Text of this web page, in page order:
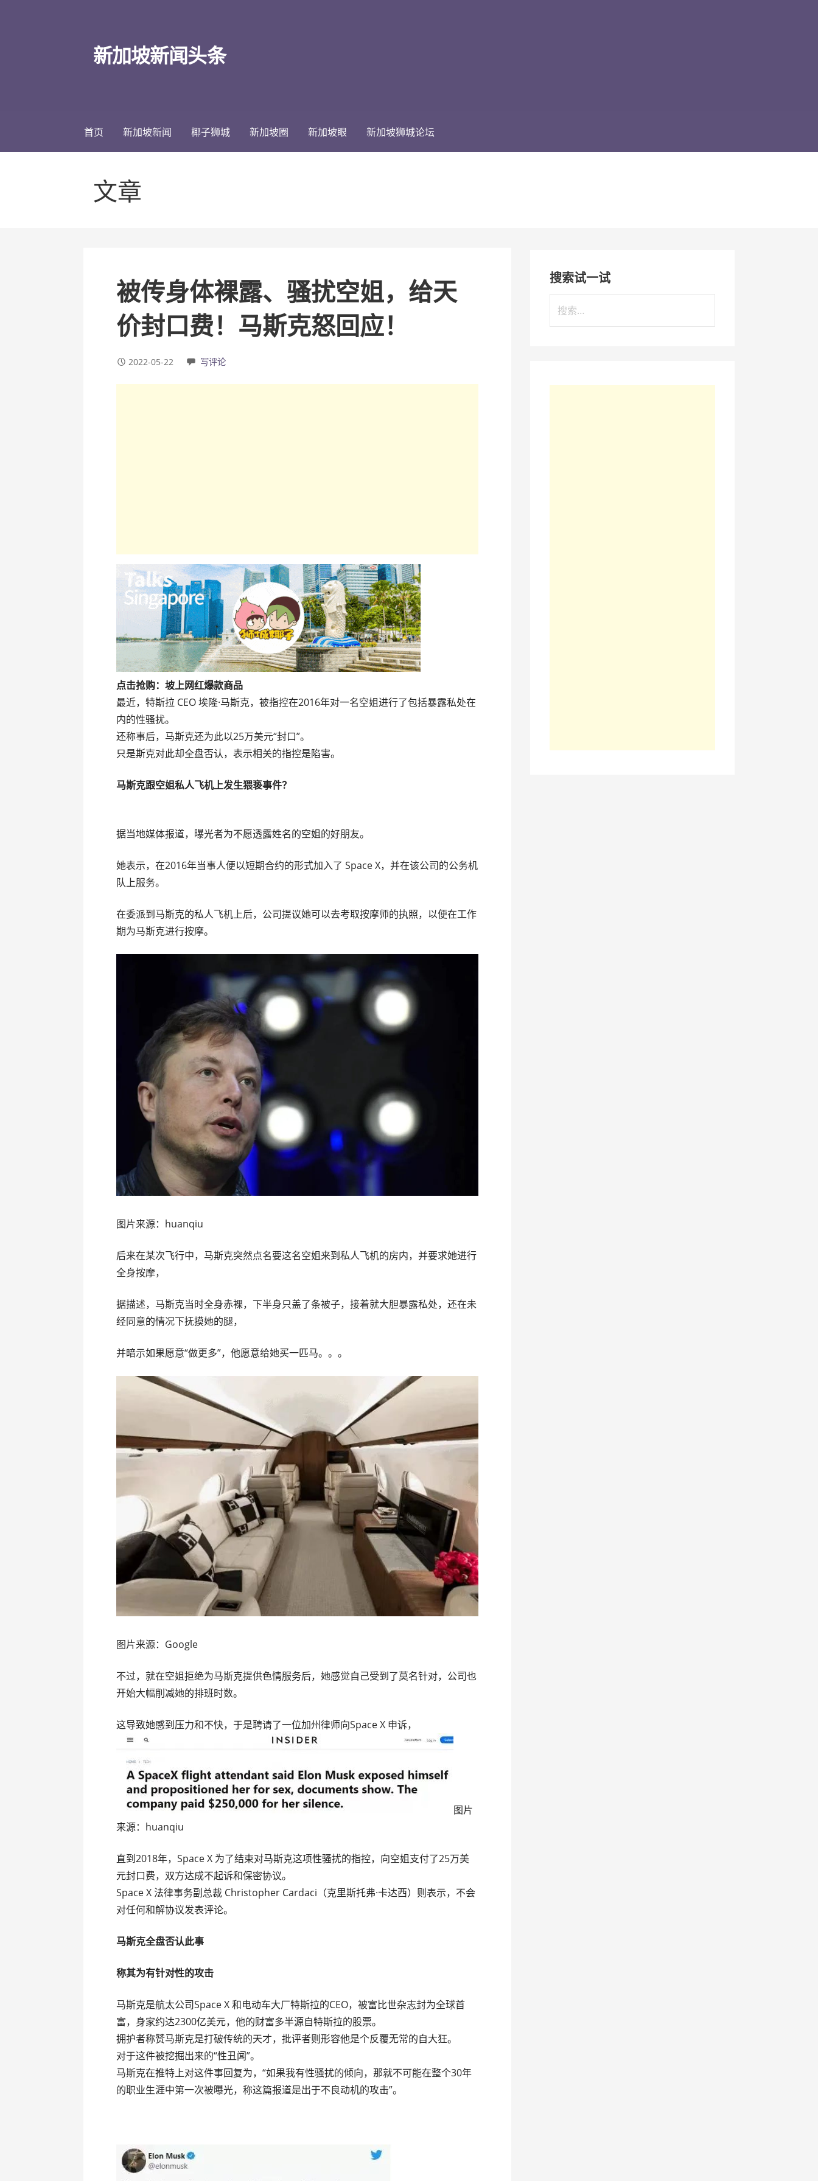
新加坡新闻头条
首页 新加坡新闻 椰子狮城 新加坡圈 新加坡眼 新加坡狮城论坛
文章
被传身体裸露、骚扰空姐，给天
价封口费！马斯克怒回应！
2022-05-22 写评论
点击抢购：坡上网红爆款商品
最近，特斯拉 CEO 埃隆·马斯克，被指控在2016年对一名空姐进行了包括暴露私处在
内的性骚扰。
还称事后，马斯克还为此以25万美元“封口”。
只是斯克对此却全盘否认，表示相关的指控是陷害。
马斯克跟空姐私人飞机上发生猥亵事件？
据当地媒体报道，曝光者为不愿透露姓名的空姐的好朋友。
她表示，在2016年当事人便以短期合约的形式加入了 Space X，并在该公司的公务机
队上服务。
在委派到马斯克的私人飞机上后，公司提议她可以去考取按摩师的执照，以便在工作
期为马斯克进行按摩。
图片来源：huanqiu
后来在某次飞行中，马斯克突然点名要这名空姐来到私人飞机的房内，并要求她进行
全身按摩，
据描述，马斯克当时全身赤裸，下半身只盖了条被子，接着就大胆暴露私处，还在未
经同意的情况下抚摸她的腿，
并暗示如果愿意“做更多”，他愿意给她买一匹马。。。
图片来源：Google
不过，就在空姐拒绝为马斯克提供色情服务后，她感觉自己受到了莫名针对，公司也
开始大幅削减她的排班时数。
这导致她感到压力和不快，于是聘请了一位加州律师向Space X 申诉，
图片
来源：huanqiu
直到2018年，Space X 为了结束对马斯克这项性骚扰的指控，向空姐支付了25万美
元封口费，双方达成不起诉和保密协议。
Space X 法律事务副总裁 Christopher Cardaci（克里斯托弗·卡达西）则表示，不会
对任何和解协议发表评论。
马斯克全盘否认此事
称其为有针对性的攻击
马斯克是航太公司Space X 和电动车大厂特斯拉的CEO，被富比世杂志封为全球首
富，身家约达2300亿美元，他的财富多半源自特斯拉的股票。
拥护者称赞马斯克是打破传统的天才，批评者则形容他是个反覆无常的自大狂。
对于这件被挖掘出来的“性丑闻”。
马斯克在推特上对这件事回复为，“如果我有性骚扰的倾向，那就不可能在整个30年
的职业生涯中第一次被曝光，称这篇报道是出于不良动机的攻击”。
搜索试一试
索